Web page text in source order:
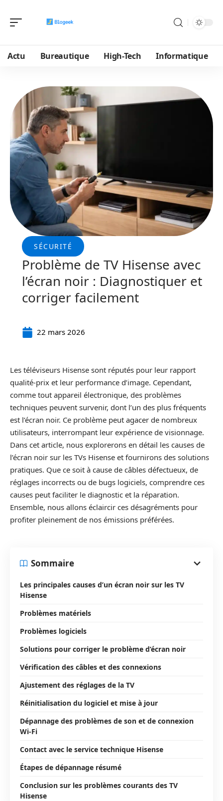
Actu Bureautique High-Tech Informatique
SÉCURITÉ
Problème de TV Hisense avec
l’écran noir : Diagnostiquer et
corriger facilement
22 mars 2026
Les téléviseurs Hisense sont réputés pour leur rapport
qualité-prix et leur performance d’image. Cependant,
comme tout appareil électronique, des problèmes
techniques peuvent survenir, dont l’un des plus fréquents
est l’écran noir. Ce problème peut agacer de nombreux
utilisateurs, interrompant leur expérience de visionnage.
Dans cet article, nous explorerons en détail les causes de
l’écran noir sur les TVs Hisense et fournirons des solutions
pratiques. Que ce soit à cause de câbles défectueux, de
réglages incorrects ou de bugs logiciels, comprendre ces
causes peut faciliter le diagnostic et la réparation.
Ensemble, nous allons éclaircir ces désagréments pour
profiter pleinement de nos émissions préférées.
Sommaire
Les principales causes d’un écran noir sur les TV
Hisense
Problèmes matériels
Problèmes logiciels
Solutions pour corriger le problème d’écran noir
Vérification des câbles et des connexions
Ajustement des réglages de la TV
Réinitialisation du logiciel et mise à jour
Dépannage des problèmes de son et de connexion
Wi-Fi
Contact avec le service technique Hisense
Étapes de dépannage résumé
Conclusion sur les problèmes courants des TV
Hisense